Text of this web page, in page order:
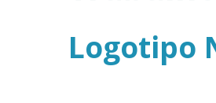
Logotipo